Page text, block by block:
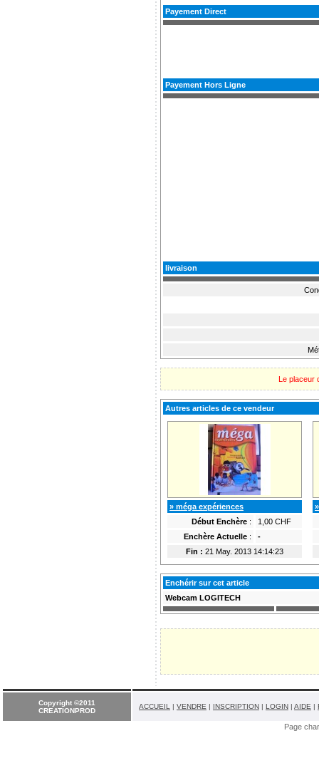
Payement Direct
Payement Hors Ligne
livraison
Le placeur
Autres articles de ce vendeur
» méga expériences
Début Enchère :
1,00 CHF
Enchère Actuelle :
-
Fin : 21 May. 2013 14:14:23
Enchérir sur cet article
Webcam LOGITECH
Copyright ©2011
CREATIONPROD
ACCUEIL | VENDRE | INSCRIPTION | LOGIN | AIDE |
Page